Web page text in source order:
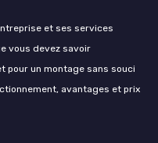
et ses services
vous devez savoir
pour un montage sans souci
avantages et prix